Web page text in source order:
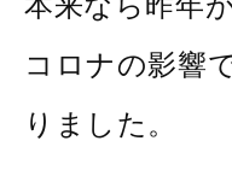
コロナの影響
りました。